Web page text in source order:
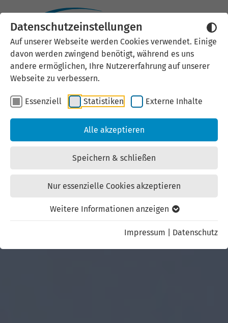
Datenschutzeinstellungen
Auf unserer Webseite werden Cookies verwendet. Einige
davon werden zwingend benötigt, während es uns
andere ermöglichen, Ihre Nutzererfahrung auf unserer
Webseite zu verbessern.
Essenziell Statistiken Externe Inhalte
Alle akzeptieren
Speichern & schließen
Nur essenzielle Cookies akzeptieren
Weitere Informationen anzeigen
Impressum Datenschutz